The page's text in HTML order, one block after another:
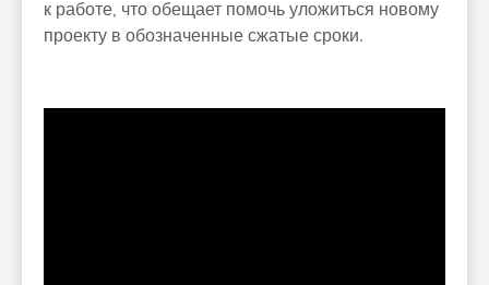
к работе, что обещает помочь уложиться новому
проекту в обозначенные сжатые сроки.